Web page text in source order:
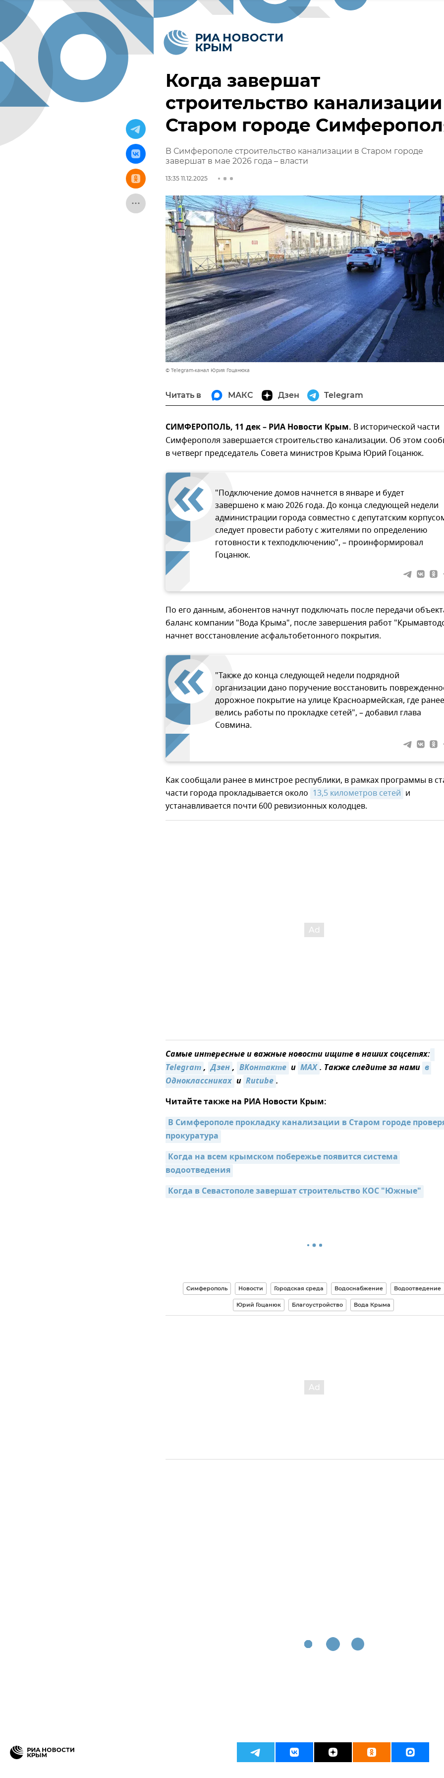
Когда завершат
строительство
Старом городе
В Симферополе строительство канализации в Старом городе
завершат в мае 2026 года – власти
13:35 11.12.2025
© Telegram-канал Юрия Гоцанюка
Читать в МАКС Дзен Telegram
СИМФЕРОПОЛЬ, 11 дек – РИА Новости Крым. В исторической части
Симферополя завершается строительство канализации. Об этом
в четверг председатель Совета министров Крыма Юрий Гоцанюк.
"Подключение домов начнется в январе и будет
завершено к маю 2026 года. До конца следующей недели
администрации города совместно с депутатским
следует провести работу с жителями по определению
готовности к техподключению", – проинформировал
Гоцанюк.
По его данным, абонентов начнут подключать после передачи
баланс компании "Вода Крыма", после завершения работ
начнет восстановление асфальтобетонного покрытия.
"Также до конца следующей недели подрядной
организации дано поручение восстановить
дорожное покрытие на улице Красноармейская, где ранее
велись работы по прокладке сетей", – добавил глава
Совмина.
Как сообщали ранее в минстрое республики, в рамках программы в
части города прокладывается около 13,5 километров сетей и
устанавливается почти 600 ревизионных колодцев.
Самые интересные и важные новости ищите в наших соцсетях:
Telegram, Дзен, ВКонтакте и MAX. Также следите за нами в
Одноклассниках и Rutube.
Читайте также на РИА Новости Крым:
В Симферополе прокладку канализации в Старом городе
прокуратура
Когда на всем крымском побережье появится система
водоотведения
Когда в Севастополе завершат строительство КОС "Южные"
Симферополь Новости Городская среда Водоснабжение Водоотведение
Юрий Гоцанюк Благоустройство Вода Крыма